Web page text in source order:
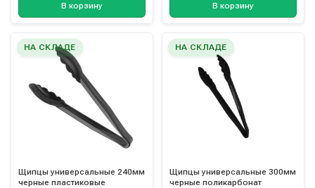
В корзину В корзину
НА СКЛАДЕ
Щипцы универсальные 240мм
черные пластиковые
НА СКЛАДЕ
Щипцы универсальные 300мм
черные поликарбонат